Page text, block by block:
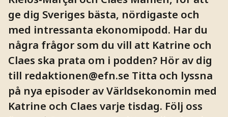
ge dig Sveriges bästa, nördigaste och
med intressanta ekonomipodd. Har du
några frågor som du vill att Katrine och
Claes ska prata om i podden? Hör av dig
till redaktionen@efn.se Titta och lyssna
på nya episoder av Världsekonomin med
Katrine och Claes varje tisdag. Följ oss